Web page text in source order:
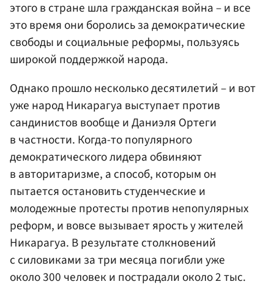
этого в стране шла гражданская война – и все
это время они боролись за демократические
свободы и социальные реформы, пользуясь
широкой поддержкой народа.
Однако прошло несколько десятилетий – и вот
уже народ Никарагуа выступает против
сандинистов вообще и Даниэля Ортеги
в частности. Когда-то популярного
демократического лидера обвиняют
в авторитаризме, а способ, которым он
пытается остановить студенческие и
молодежные протесты против непопулярных
реформ, и вовсе вызывает ярость у жителей
Никарагуа. В результате столкновений
с силовиками за три месяца погибли уже
около 300 человек и пострадали около 2 тыс.